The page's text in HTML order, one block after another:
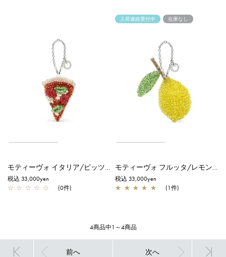
モティーヴォ イタリア/ピッツァ/シルバーゴールド
税込 33,000yen
☆ ☆ ☆ ☆ ☆ (0件)
入荷連絡受付中 在庫なし
モティーヴォ フルッタ/レモン/マスタードイエロー
税込 33,000yen
★ ★ ★ ★ ★ (1件)
4商品中1～4商品
前へ 次へ